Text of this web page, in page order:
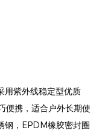
用紫外线稳定型优质
便携，适合户外长期使
钢，EPDM橡胶密封圈